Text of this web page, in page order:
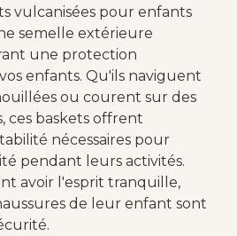
vulcanisées pour enfants
semelle extérieure
une protection
enfants. Qu'ils naviguent
ou courent sur des
ces baskets offrent
nécessaires pour
pendant leurs activités.
avoir l'esprit tranquille,
de leur enfant sont